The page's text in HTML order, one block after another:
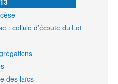
: cellule d’écoute du Lot
des laïcs